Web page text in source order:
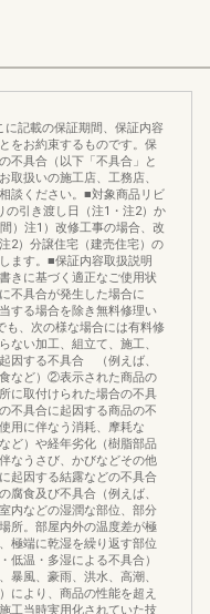
記載の保証期間、保証内容
をお約束するものです。保
不具合（以下「不具合」と
取扱いの施工店、工務店、
談ください。■対象商品リビ
の引き渡し日（注1・注2）か
）注1）改修工事の場合、改
2）分譲住宅（建売住宅）の
ます。■保証内容取扱説明
きに基づく適正なご使用状
不具合が発生した場合に
する場合を除き無料修理い
も、次の様な場合には有料修
い加工、組立て、施工、
因する不具合 （例えば、
など）②表示された商品の
に取付けられた場合の不具
不具合に起因する商品の不
用に伴なう消耗、摩耗な
ど）や経年劣化（樹脂部品
なうさび、かびなどその他
起因する結露などの不具合
食及び不具合（例えば、
内などの湿潤な部位、部分
所。部屋内外の温度差が極
極端に乾湿を繰り返す部位
低温・多湿による不具合）
風、豪雨、洪水、高潮、
により、商品の性能を超え
工当時実用化されていた技